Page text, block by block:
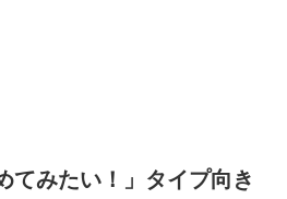
てみたい！」タイプ向き